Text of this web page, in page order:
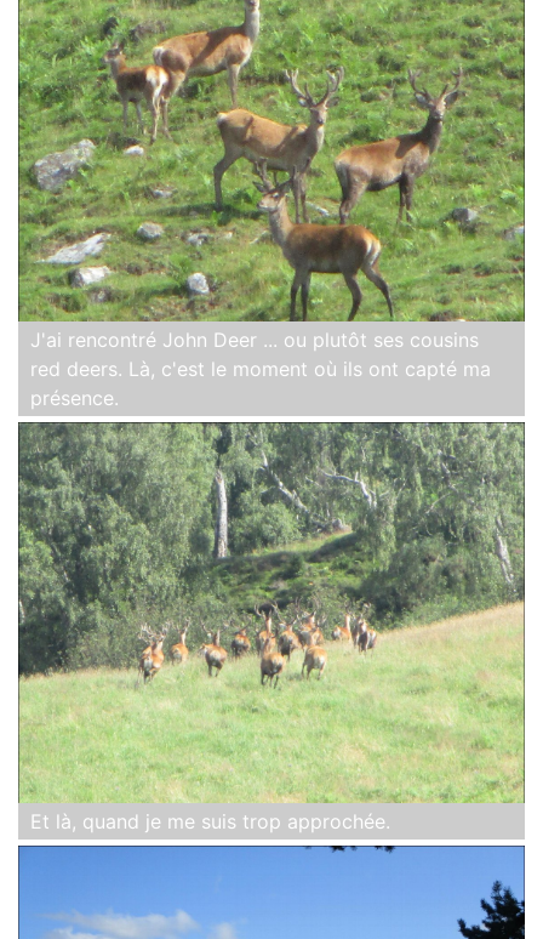
J'ai rencontré John Deer ... ou plutôt ses cousins
red deers. Là, c'est le moment où ils ont capté ma
présence.
Et là, quand je me suis trop approchée.